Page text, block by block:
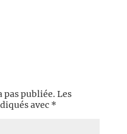
pas publiée. Les
avec *